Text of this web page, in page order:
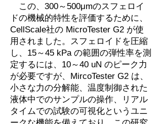
​ この、300～500μmのスフェロイ
ドの機械的特性を評価するために、
CellScale社の MicroTester G2 が使
用されました。スフェロイドを圧縮
し、15～45 kPa の範囲の弾性率を測
定するには、10～40 uN のピーク力
が必要ですが、MircoTester G2 は、
小さな力の分解能、温度制御された
液体中でのサンプルの操作、リアル
タイムでの試験の可視化というユニ